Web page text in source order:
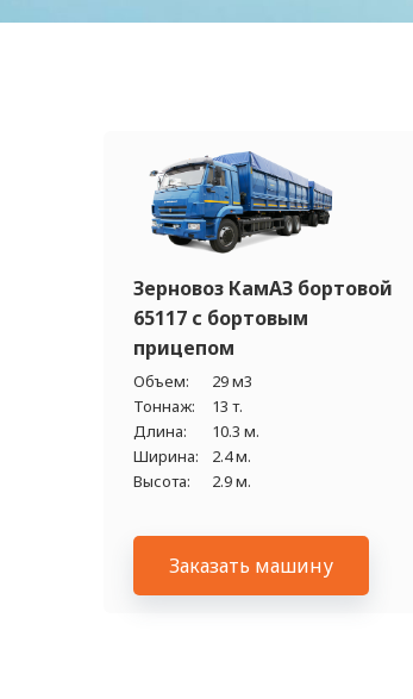
Зерновоз КамАЗ бортовой
65117 с бортовым
прицепом
Объем:
29 м3
Тоннаж:
13 т.
Длина:
10.3 м.
Ширина:
2.4 м.
Высота:
2.9 м.
Заказать машину